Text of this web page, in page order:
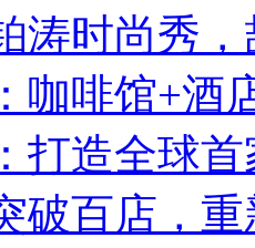
涛时尚秀
咖啡馆+酒
打造全球首
破百店，重